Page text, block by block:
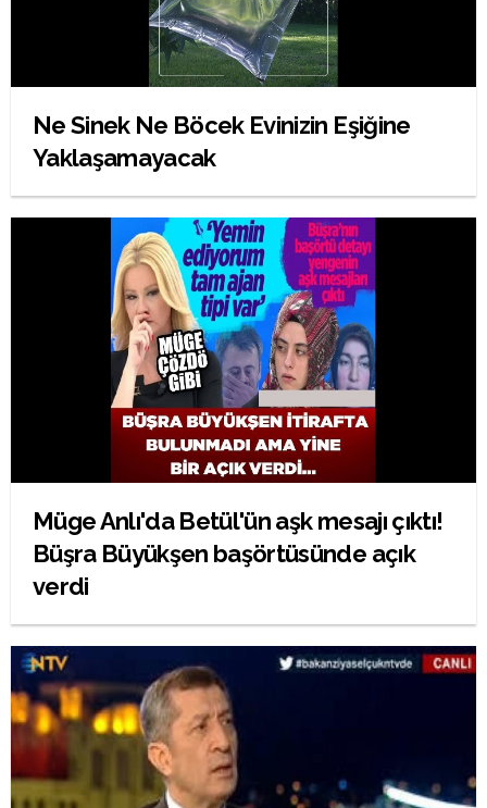
Ne Sinek Ne Böcek Evinizin Eşiğine
Yaklaşamayacak
Müge Anlı'da Betül'ün aşk mesajı çıktı!
Büşra Büyükşen başörtüsünde açık
verdi